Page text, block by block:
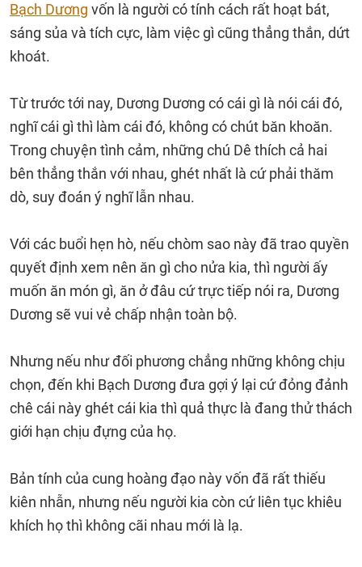
Bạch Dương vốn là người có tính cách rất hoạt bát,
sáng sủa và tích cực, làm việc gì cũng thẳng thắn, dứt
khoát.
Từ trước tới nay, Dương Dương có cái gì là nói cái đó,
nghĩ cái gì thì làm cái đó, không có chút băn khoăn.
Trong chuyện tình cảm, những chú Dê thích cả hai
bên thẳng thắn với nhau, ghét nhất là cứ phải thăm
dò, suy đoán ý nghĩ lẫn nhau.
Với các buổi hẹn hò, nếu chòm sao này đã trao quyền
quyết định xem nên ăn gì cho nửa kia, thì người ấy
muốn ăn món gì, ăn ở đâu cứ trực tiếp nói ra, Dương
Dương sẽ vui vẻ chấp nhận toàn bộ.
Nhưng nếu như đối phương chẳng những không chịu
chọn, đến khi Bạch Dương đưa gợi ý lại cứ đỏng đảnh
chê cái này ghét cái kia thì quả thực là đang thử thách
giới hạn chịu đựng của họ.
Bản tính của cung hoàng đạo này vốn đã rất thiếu
kiên nhẫn, nhưng nếu người kia còn cứ liên tục khiêu
khích họ thì không cãi nhau mới là lạ.